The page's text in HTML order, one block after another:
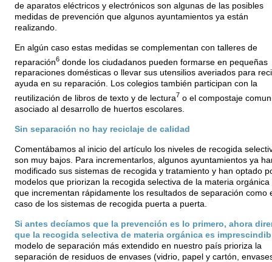
de aparatos eléctricos y electrónicos son algunas de las posibles
medidas de prevención que algunos ayuntamientos ya están
realizando.
En algún caso estas medidas se complementan con talleres de
reparación6donde los ciudadanos pueden formarse en pequeñas
reparaciones domésticas o llevar sus utensilios averiados para
ayuda en su reparación. Los colegios también participan con la
reutilización de libros de texto y de lectura7 o el compostaje
asociado al desarrollo de huertos escolares.
Sin separación no hay reciclaje de calidad
Comentábamos al inicio del artículo los niveles de recogida
son muy bajos. Para incrementarlos, algunos ayuntamientos ya
modificado sus sistemas de recogida y tratamiento y han optado
modelos que priorizan la recogida selectiva de la materia orgánica
que incrementan rápidamente los resultados de separación como
caso de los sistemas de recogida puerta a puerta.
Si antes decíamos que la prevención es lo primero, ahora
que la recogida selectiva de materia orgánica es
modelo de separación más extendido en nuestro país prioriza la
separación de residuos de envases (vidrio, papel y cartón,